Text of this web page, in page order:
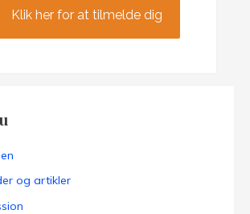
Klik her for at tilmelde dig
og artikler